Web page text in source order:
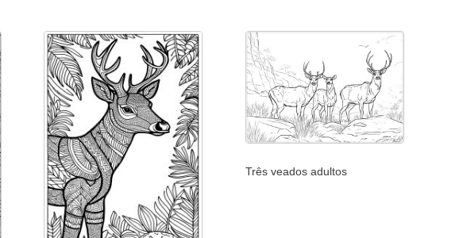
Três veados adultos